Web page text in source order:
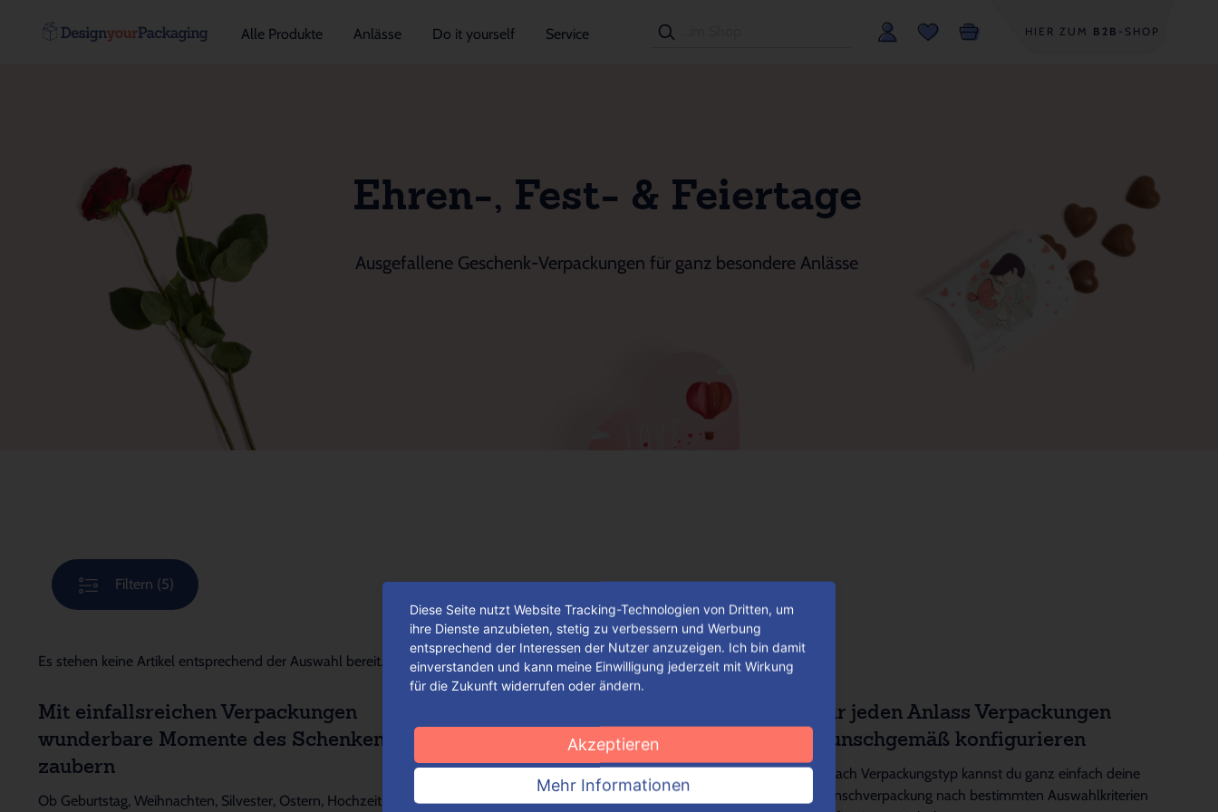
Alle Produkte Anlässe Do it yourself Service HIER ZUM B2B -SHOP
Ehren-, Fest- & Feiertage
Ausgefallene Geschenk-Verpackungen für ganz besondere Anlässe
Filtern (5)
Es stehen keine Artikel entsprechend der Auswahl bereit.
Mit einfallsreichen Verpackungen
wunderbare Momente des Schenkens
zaubern
Ob Geburtstag, Weihnachten, Silvester, Ostern, Hochzeit,
Verpackung – einfach, schnell und
komfortabel
So groß die Auswahl an ansprechenden
Für jeden Anlass Verpackungen
wunschgemäß konfigurieren
Je nach Verpackungstyp kannst du ganz einfach deine
Wunschverpackung nach bestimmten Auswahlkriterien
Diese Seite nutzt Website Tracking-Technologien von Dritten, um
ihre Dienste anzubieten, stetig zu verbessern und Werbung
entsprechend der Interessen der Nutzer anzuzeigen. Ich bin damit
einverstanden und kann meine Einwilligung jederzeit mit Wirkung
für die Zukunft widerrufen oder ändern.
Akzeptieren
Mehr Informationen